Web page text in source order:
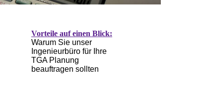
Vorteile auf einen Blick:
Warum Sie unser
Ingenieurbüro für Ihre
TGA Planung
beauftragen sollten